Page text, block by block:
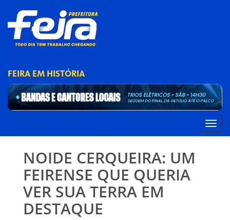
FEIRA EM HISTÓRIA
NOIDE CERQUEIRA: UM
FEIRENSE QUE QUERIA
VER SUA TERRA EM
DESTAQUE